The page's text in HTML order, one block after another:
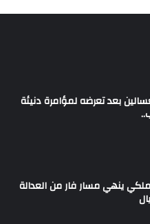
بعد تعرضه لمؤامرة دنيئة
ينهي مسار فار من العدالة